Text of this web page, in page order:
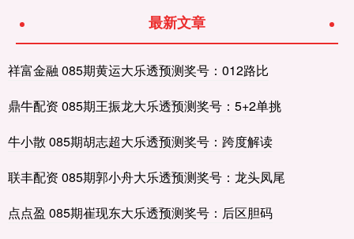
最新文章
祥富金融 085期黄运大乐透预测奖号：012路比
鼎牛配资 085期王振龙大乐透预测奖号：5+2单挑
牛小散 085期胡志超大乐透预测奖号：跨度解读
联丰配资 085期郭小舟大乐透预测奖号：龙头凤尾
点点盈 085期崔现东大乐透预测奖号：后区胆码